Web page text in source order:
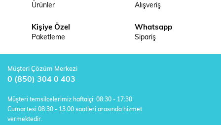
Ürünler
Alışveriş
Kişiye Özel
Paketleme
Whatsapp
Sipariş
Müşteri Çözüm Merkezi
0 (850) 304 0 403
Müşteri temsilcelerimiz haftaiçi: 08:30 - 17:30
Cumartesi 08:30 - 13:00 saatleri arasında hizmet
vermektedir.